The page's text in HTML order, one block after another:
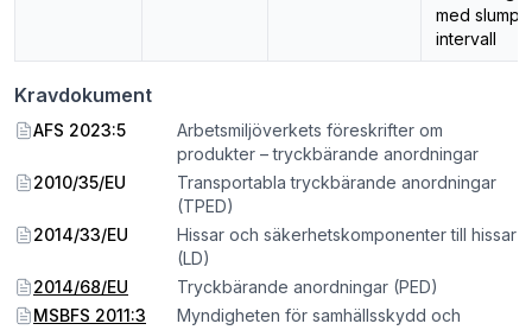
med
intervall
Kravdokument
AFS 2023:5
Arbetsmiljöverkets föreskrifter om
produkter – tryckbärande anordningar
2010/35/EU
Transportabla tryckbärande anordningar
(TPED)
2014/33/EU
Hissar och säkerhetskomponenter till hissar
(LD)
2014/68/EU
Tryckbärande anordningar (PED)
MSBFS 2011:3
Myndigheten för samhällsskydd och